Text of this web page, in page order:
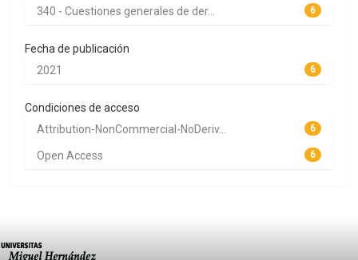
6
340 - Cuestiones generales de der...
Fecha de publicación
6
2021
Condiciones de acceso
6
Attribution-NonCommercial-NoDeriv...
6
Open Access